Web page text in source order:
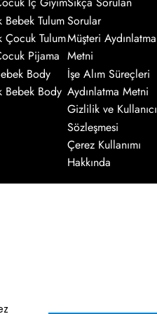
Bebek Tulum
Çocuk Tulum
Pijama
Body
Bebek Body
Sorular
Müşteri Aydınlatma
Metni
İşe Alım Süreçleri
Aydınlatma Metni
Gizlilik ve Kullanıcı
Sözleşmesi
Çerez Kullanımı
Hakkında
bir